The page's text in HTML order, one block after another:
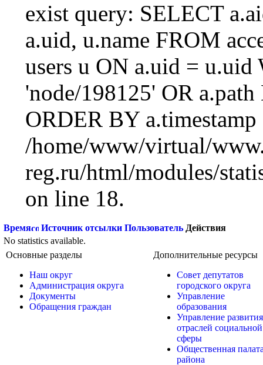
exist query: SELECT
a.uid, u.name FROM
users u ON a.uid = u.uid
'node/198125' OR
ORDER BY
/home/www/virtual/
reg.ru/html/modules/
on line 18.
Время Источник отсылки Пользователь Действия
No statistics available.
Основные разделы
Наш округ
Администрация округа
Документы
Обращения граждан
Дополнительные ресурсы
Совет депутатов
городского округа
Управление
образования
Управление развития
отраслей социальной
сферы
Общественная
района